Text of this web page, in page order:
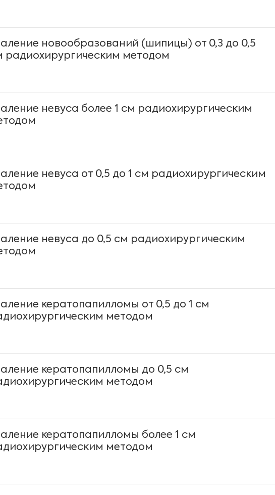
новообразований (шипицы) от 0,3 до 0,5
радиохирургическим методом
невуса более 1 см радиохирургическим
невуса от 0,5 до 1 см радиохирургическим
невуса до 0,5 см радиохирургическим
кератопапилломы от 0,5 до 1 см
методом
кератопапилломы до 0,5 см
методом
кератопапилломы более 1 см
методом